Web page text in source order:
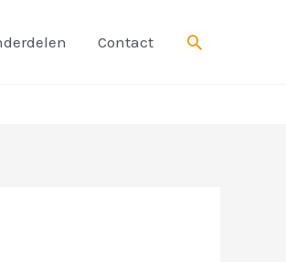
Contact Zoeken